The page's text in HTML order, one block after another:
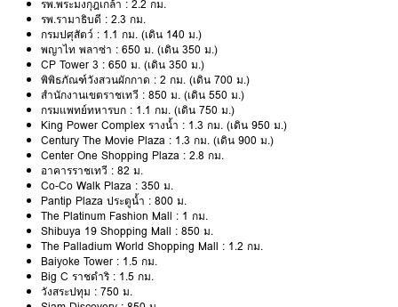
รพ.พระมงกุฎเกล้า : 2.2 กม.
รพ.รามาธิบดี : 2.3 กม.
กรมปศุสัตว์ : 1.1 กม. (เดิน 140 ม.)
พญาไท พลาซ่า : 650 ม. (เดิน 350 ม.)
CP Tower 3 : 650 ม. (เดิน 350 ม.)
พิพิธภัณฑ์วังสวนผักกาด : 2 กม. (เดิน 700 ม.)
สำนักงานเขตราชเทวี : 850 ม. (เดิน 550 ม.)
กรมแพทย์ทหารบก : 1.1 กม. (เดิน 750 ม.)
King Power Complex รางน้ำ : 1.3 กม. (เดิน 950 ม.)
Century The Movie Plaza : 1.3 กม. (เดิน 900 ม.)
Center One Shopping Plaza : 2.8 กม.
อาคารราชเทวี : 82 ม.
Co-Co Walk Plaza : 350 ม.
Pantip Plaza ประตูน้ำ : 800 ม.
The Platinum Fashion Mall : 1 กม.
Shibuya 19 Shopping Mall : 850 ม.
The Palladium World Shopping Mall : 1.2 กม.
Baiyoke Tower : 1.5 กม.
Big C ราชดำริ : 1.5 กม.
วังสระปทุม : 750 ม.